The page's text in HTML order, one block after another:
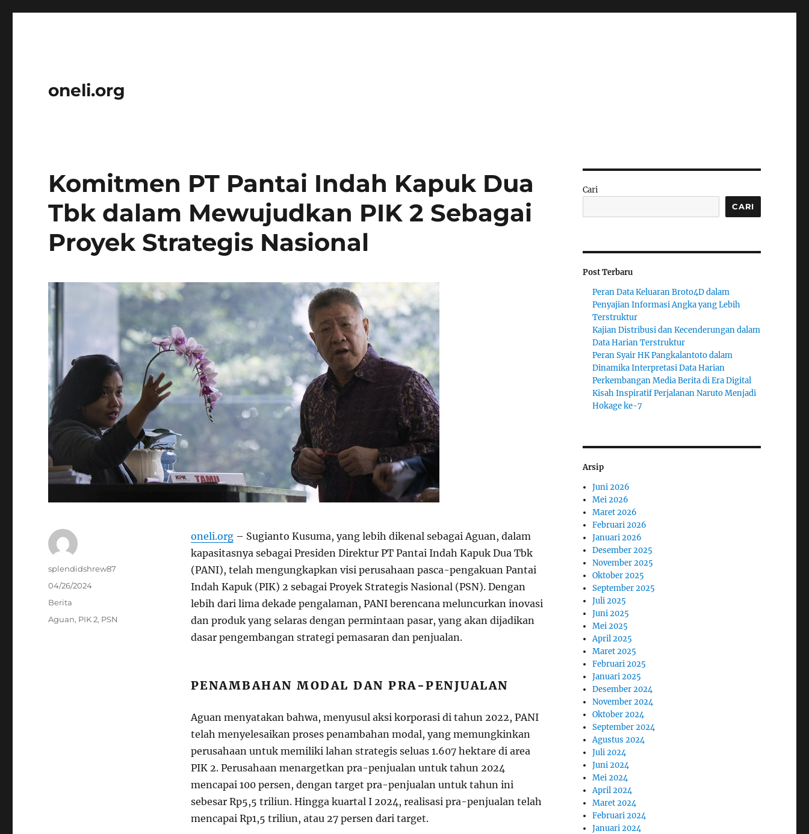
oneli.org
Komitmen PT Pantai Indah Kapuk Dua
Tbk dalam Mewujudkan PIK 2 Sebagai
Proyek Strategis Nasional
oneli.org– Sugianto Kusuma, yang lebih dikenal sebagai Aguan, dalam
kapasitasnya sebagai Presiden Direktur PT Pantai Indah Kapuk Dua Tbk
(PANI), telah mengungkapkan visi perusahaan pasca-pengakuan Pantai
Indah Kapuk (PIK) 2 sebagai Proyek Strategis Nasional (PSN). Dengan
lebih dari lima dekade pengalaman, PANI berencana meluncurkan inovasi
dan produk yang selaras dengan permintaan pasar, yang akan dijadikan
dasar pengembangan strategi pemasaran dan penjualan.
PENAMBAHAN MODAL DAN PRA-PENJUALAN
Aguan menyatakan bahwa, menyusul aksi korporasi di tahun 2022, PANI
telah menyelesaikan proses penambahan modal, yang memungkinkan
perusahaan untuk memiliki lahan strategis seluas 1.607 hektare di area
PIK 2. Perusahaan menargetkan pra-penjualan untuk tahun 2024
mencapai 100 persen, dengan target pra-penjualan untuk tahun ini
sebesar Rp5,5 triliun. Hingga kuartal I 2024, realisasi pra-penjualan telah
mencapai Rp1,5 triliun, atau 27 persen dari target.
Author
splendidshrew87
Posted
04/26/2024
Categories
Berita
Tags
Aguan, PIK 2, PSN
Cari
CARI
Post Terbaru
Peran Data Keluaran Broto4D dalam
Penyajian Informasi Angka yang Lebih
Terstruktur
Kajian Distribusi dan Kecenderungan dalam
Data Harian Terstruktur
Peran Syair HK Pangkalantoto dalam
Dinamika Interpretasi Data Harian
Perkembangan Media Berita di Era Digital
Kisah Inspiratif Perjalanan Naruto Menjadi
Hokage ke-7
Arsip
Juni 2026
Mei 2026
Maret 2026
Februari 2026
Januari 2026
Desember 2025
November 2025
Oktober 2025
September 2025
Juli 2025
Juni 2025
Mei 2025
April 2025
Maret 2025
Februari 2025
Januari 2025
Desember 2024
November 2024
Oktober 2024
September 2024
Agustus 2024
Juli 2024
Juni 2024
Mei 2024
April 2024
Maret 2024
Februari 2024
Januari 2024